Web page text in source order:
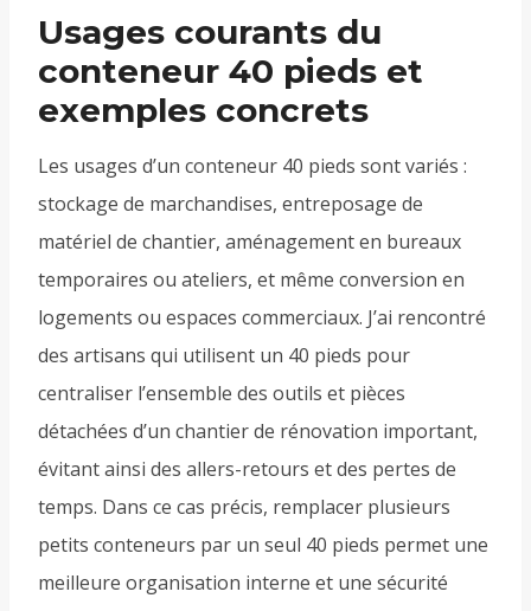
Usages courants du
conteneur 40 pieds et
exemples concrets
Les usages d’un conteneur 40 pieds sont variés :
stockage de marchandises, entreposage de
matériel de chantier, aménagement en bureaux
temporaires ou ateliers, et même conversion en
logements ou espaces commerciaux. J’ai rencontré
des artisans qui utilisent un 40 pieds pour
centraliser l’ensemble des outils et pièces
détachées d’un chantier de rénovation important,
évitant ainsi des allers-retours et des pertes de
temps. Dans ce cas précis, remplacer plusieurs
petits conteneurs par un seul 40 pieds permet une
meilleure organisation interne et une sécurité